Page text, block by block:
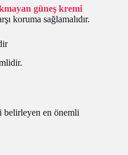
güneş kremi
koruma sağlamalıdır.
belirleyen en önemli